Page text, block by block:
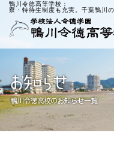
鴨川令徳高等学校：
寮・特待生制度も充実。千葉鴨川